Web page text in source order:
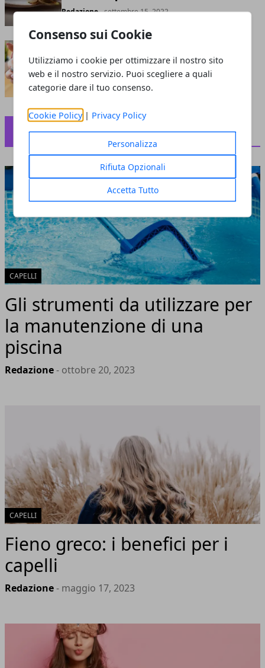
Consenso sui Cookie
Utilizziamo i cookie per ottimizzare il nostro sito
web e il nostro servizio. Puoi scegliere a quali
categorie dare il tuo consenso.
Cookie Policy | Privacy Policy
Personalizza
Rifiuta Opzionali
Accetta Tutto
Redazione- settembre 15, 2022
Redazione- agosto 13, 2022
CAPELLI
CAPELLI
Gli strumenti da utilizzare per
la manutenzione di una
piscina
Redazione- ottobre 20, 2023
CAPELLI
Fieno greco: i benefici per i
capelli
Redazione- maggio 17, 2023